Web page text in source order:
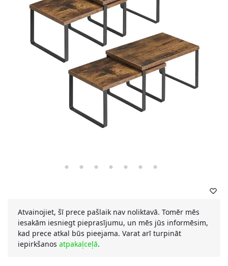
Atvainojiet, šī prece pašlaik nav noliktavā. Tomēr mēs
iesakām iesniegt pieprasījumu, un mēs jūs informēsim,
kad prece atkal būs pieejama. Varat arī turpināt
iepirkšanos atpakaļceļā.